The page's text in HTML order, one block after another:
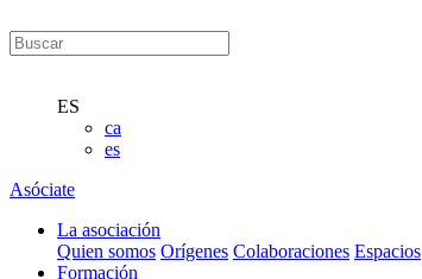
ES
ca
es
Asóciate
La asociación
Quien somos Orígenes Colaboraciones Espacios
Formación